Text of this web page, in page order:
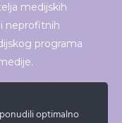
medijskih
neprofitnih
programa
optimalno